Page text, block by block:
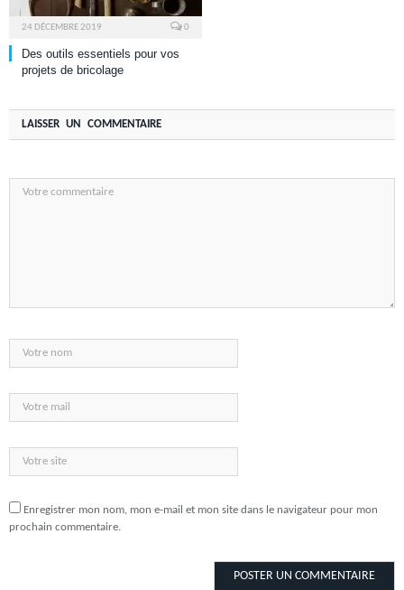
24 DÉCEMBRE 2019 0
Des outils essentiels pour vos
projets de bricolage
LAISSER UN COMMENTAIRE
Enregistrer mon nom, mon e-mail et mon site dans le navigateur pour mon
prochain commentaire.